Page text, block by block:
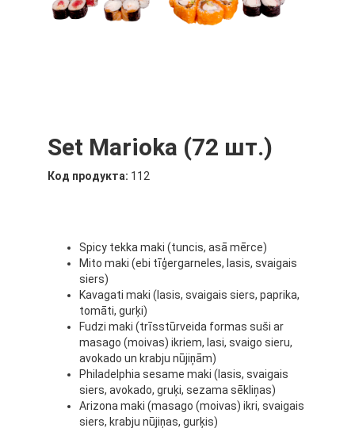
Set Marioka (72 шт.)
Код продукта: 112
Spicy tekka maki (tuncis, asā mērce)
Mito maki (ebi tīģergarneles, lasis, svaigais
siers)
Kavagati maki (lasis, svaigais siers, paprika,
tomāti, gurķi)
Fudzi maki (trīsstūrveida formas suši ar
masago (moivas) ikriem, lasi, svaigo sieru,
avokado un krabju nūjiņām)
Philadelphia sesame maki (lasis, svaigais
siers, avokado, gruķi, sezama sēkliņas)
Arizona maki (masago (moivas) ikri, svaigais
siers, krabju nūjiņas, gurķis)